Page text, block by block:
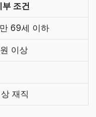
부 조건
69세 이하
이상
재직